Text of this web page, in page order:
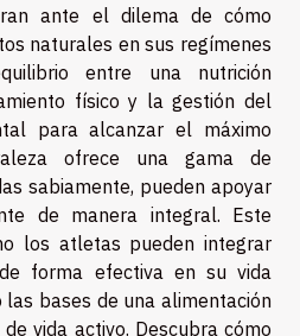
ante el dilema de cómo
naturales en sus regímenes
entre una nutrición
físico y la gestión del
para alcanzar el máximo
ofrece una gama de
sabiamente, pueden apoyar
de manera integral. Este
los atletas pueden integrar
forma efectiva en su vida
las bases de una alimentación
vida activo. Descubra cómo